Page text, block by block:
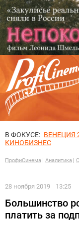
В ФОКУСЕ: ВЕНЕЦИЯ
КИНОБИЗНЕС
ПрофиСинема Аналитика
28 ноября 2019 13:25
Большинство
платить за